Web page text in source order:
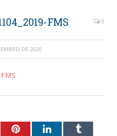
FMS 0
DE 2020
PinterestLinkedInTumblr